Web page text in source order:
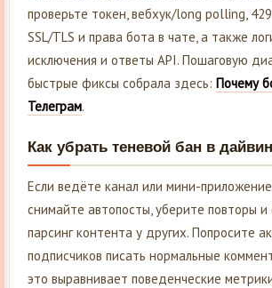
проверьте токен, вебхук/long polling,
SSL/TLS и права бота в чате, а также
исключения и ответы API. Пошаговую
быстрые фиксы собрала здесь: Почему
Телеграм.
Как убрать теневой бан в
Если ведёте канал или мини-
снимайте автопосты, уберите повторы
парсинг контента у других. Попросите
подписчиков писать нормальные
это выравнивает поведенческие